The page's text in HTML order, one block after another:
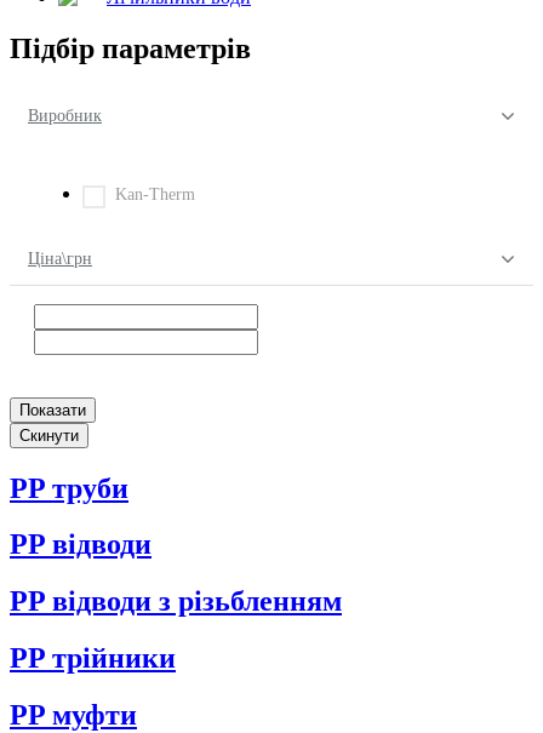
Підбір параметрів
Виробник
Kan-Therm
Ціна\грн
PP труби
PP відводи
PP відводи з різьбленням
PP трійники
PP муфти